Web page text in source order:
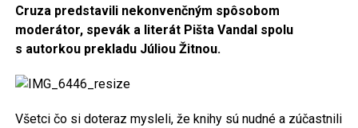
Cruza predstavili nekonvenčným spôsobom
moderátor, spevák a literát Pišta Vandal spolu
s autorkou prekladu Júliou Žitnou.
Všetci čo si doteraz mysleli, že knihy sú nudné a zúčastnili